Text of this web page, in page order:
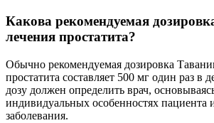
Какова рекомендуемая
лечения простатита?
Обычно рекомендуемая дозировка
простатита составляет 500 мг один раз в
дозу должен определить врач,
индивидуальных особенностях пациента
заболевания.